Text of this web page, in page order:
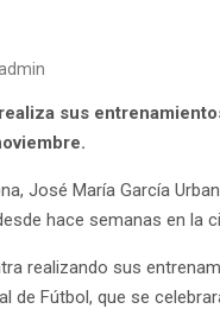
admin
sus
José María García
hace semanas en la
realizando sus
de Fútbol, que se